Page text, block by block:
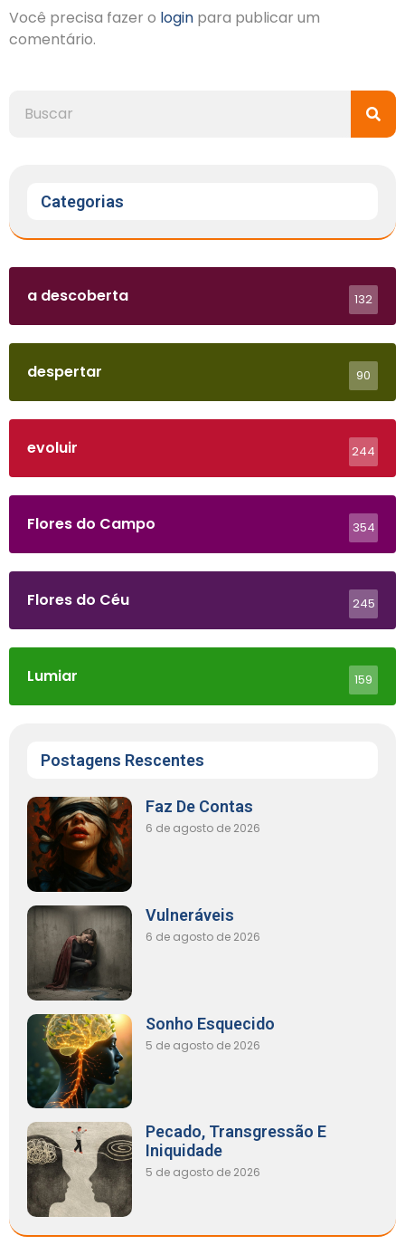
Você precisa fazer o login para publicar um
comentário.
Categorias
a descoberta 132
despertar 90
evoluir 244
Flores do Campo 354
Flores do Céu 245
Lumiar 159
Postagens Rescentes
Faz De Contas
6 de agosto de 2026
Vulneráveis
6 de agosto de 2026
Sonho Esquecido
5 de agosto de 2026
Pecado, Transgressão E
Iniquidade
5 de agosto de 2026